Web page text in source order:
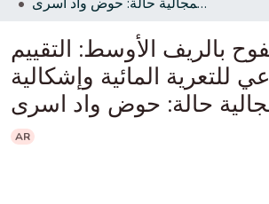
بالريف الأوسط: التقييم
للتعرية المائية وإشكالية
حالة: حوض واد اسرى
AR